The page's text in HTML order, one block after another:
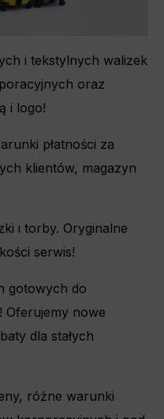
i tekstylnych walizek
oraz
i logo!
płatności za
klientów, magazyn
i torby. Oryginalne
serwis!
gotowych do
Oferujemy nowe
dla stałych
różne warunki